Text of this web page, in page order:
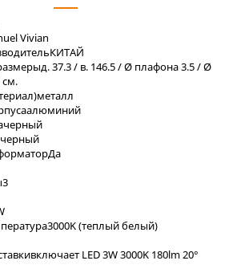
Vivian
КИТАЙ
д. 37.3 / в. 146.5 / Ø плафона 3.5 / Ø
см.
металл
алюминий
черный
черный
Да
3
3000K (теплый белый)
включает LED 3W 3000K 180lm 20°